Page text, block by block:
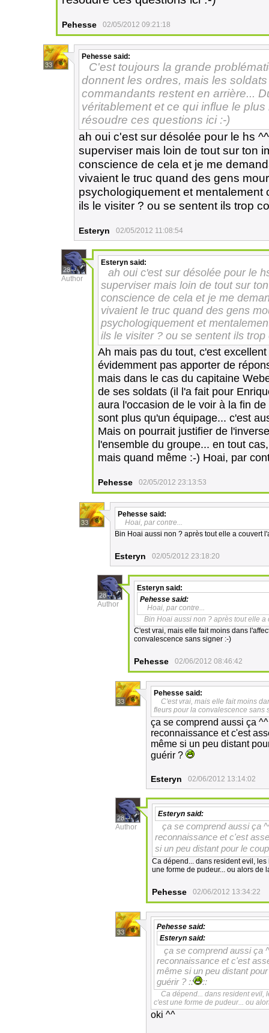
Pehesse 02/05/2012 09:21:18
33
Pehesse said:
C'est toujours la grande
donnent les ordres, mais les
commandants restent en arrière...
véritablement et ce qui influe le
résoudre ces questions ici :-)
ah oui c'est sur désolée pour le hs
superviser mais loin de tout sur ton
conscience de cela et je me
vivaient le truc quand des gens
psychologiquement et mentalement
ils le visiter ? ou se sentent ils trop
Esteryn 02/05/2012 11:08:54
28
Author
Esteryn said:
ah oui c'est sur désolée pour le
superviser mais loin de tout sur
conscience de cela et je me
vivaient le truc quand des gens
psychologiquement et
ils le visiter ? ou se sentent ils
Ah mais pas du tout, c'est
évidemment pas apporter de
mais dans le cas du capitaine
de ses soldats (il l'a fait pour
aura l'occasion de le voir à la fin
sont plus qu'un équipage... c'est
Mais on pourrait justifier de
l'ensemble du groupe... en tout
mais quand même :-) Hoai, par
Pehesse 02/05/2012 23:13:53
33
Pehesse said:
Hoai, par contre...
Bin Hoai aussi non ? après tout elle a couvert
Esteryn 02/05/2012 23:18:20
28
Author
Esteryn said:
Pehesse said:
Hoai, par contre...
Bin Hoai aussi non ? après tout elle
C'est vrai, mais elle fait moins dans
convalescence sans signer :-)
Pehesse 02/06/2012 08:46:42
33
Pehesse said:
C'est vrai, mais elle fait moins
fleurs pour la convalescence sans
ça se comprend aussi ça
reconnaissance et c'est
même si un peu distant
guérir ?
Esteryn 02/06/2012 13:14:02
28
Author
Esteryn said:
ça se comprend aussi ça
reconnaissance et c'est
si un peu distant pour le
Ca dépend... dans resident evil,
une forme de pudeur... ou alors de
Pehesse 02/06/2012 13:34:22
33
Pehesse said:
Esteryn said:
ça se comprend aussi ça
reconnaissance et c'est
même si un peu distant
guérir ? ::
::
Ca dépend... dans resident evil,
c'est une forme de pudeur... ou
oki ^^